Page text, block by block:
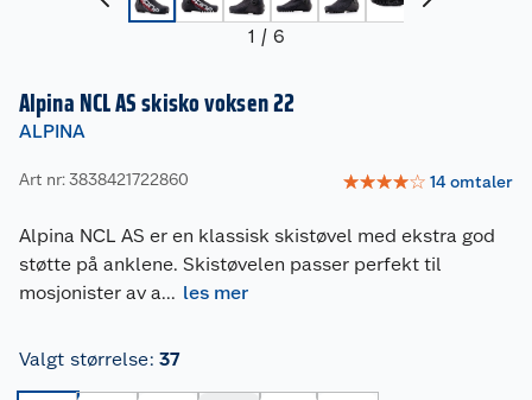
1 / 6
Alpina NCL AS skisko voksen 22
ALPINA
Art nr: 3838421722860 ☆☆☆☆☆ 14omtaler
Alpina NCL AS er en klassisk skistøvel med ekstra god
støtte på anklene. Skistøvelen passer perfekt til
mosjonister av a... les mer
Valgt størrelse: 37